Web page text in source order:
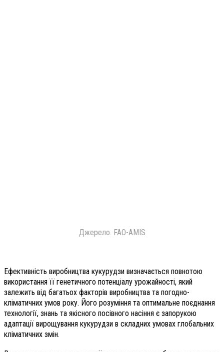
Джерело. FAO-AMIS
Ефективність виробництва кукурудзи визначається повнотою
використання її генетичного потенціалу урожайності, який
залежить від багатьох факторів виробництва та погодно-
кліматичних умов року. Його розуміння та оптимальне поєднання
технології, знань та якісного посівного насіння є запорукою
адаптації вирощування кукурудзи в складних умовах глобальних
кліматичних змін.